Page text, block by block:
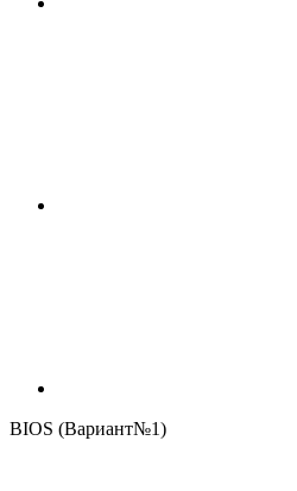
BIOS (Вариант№1)